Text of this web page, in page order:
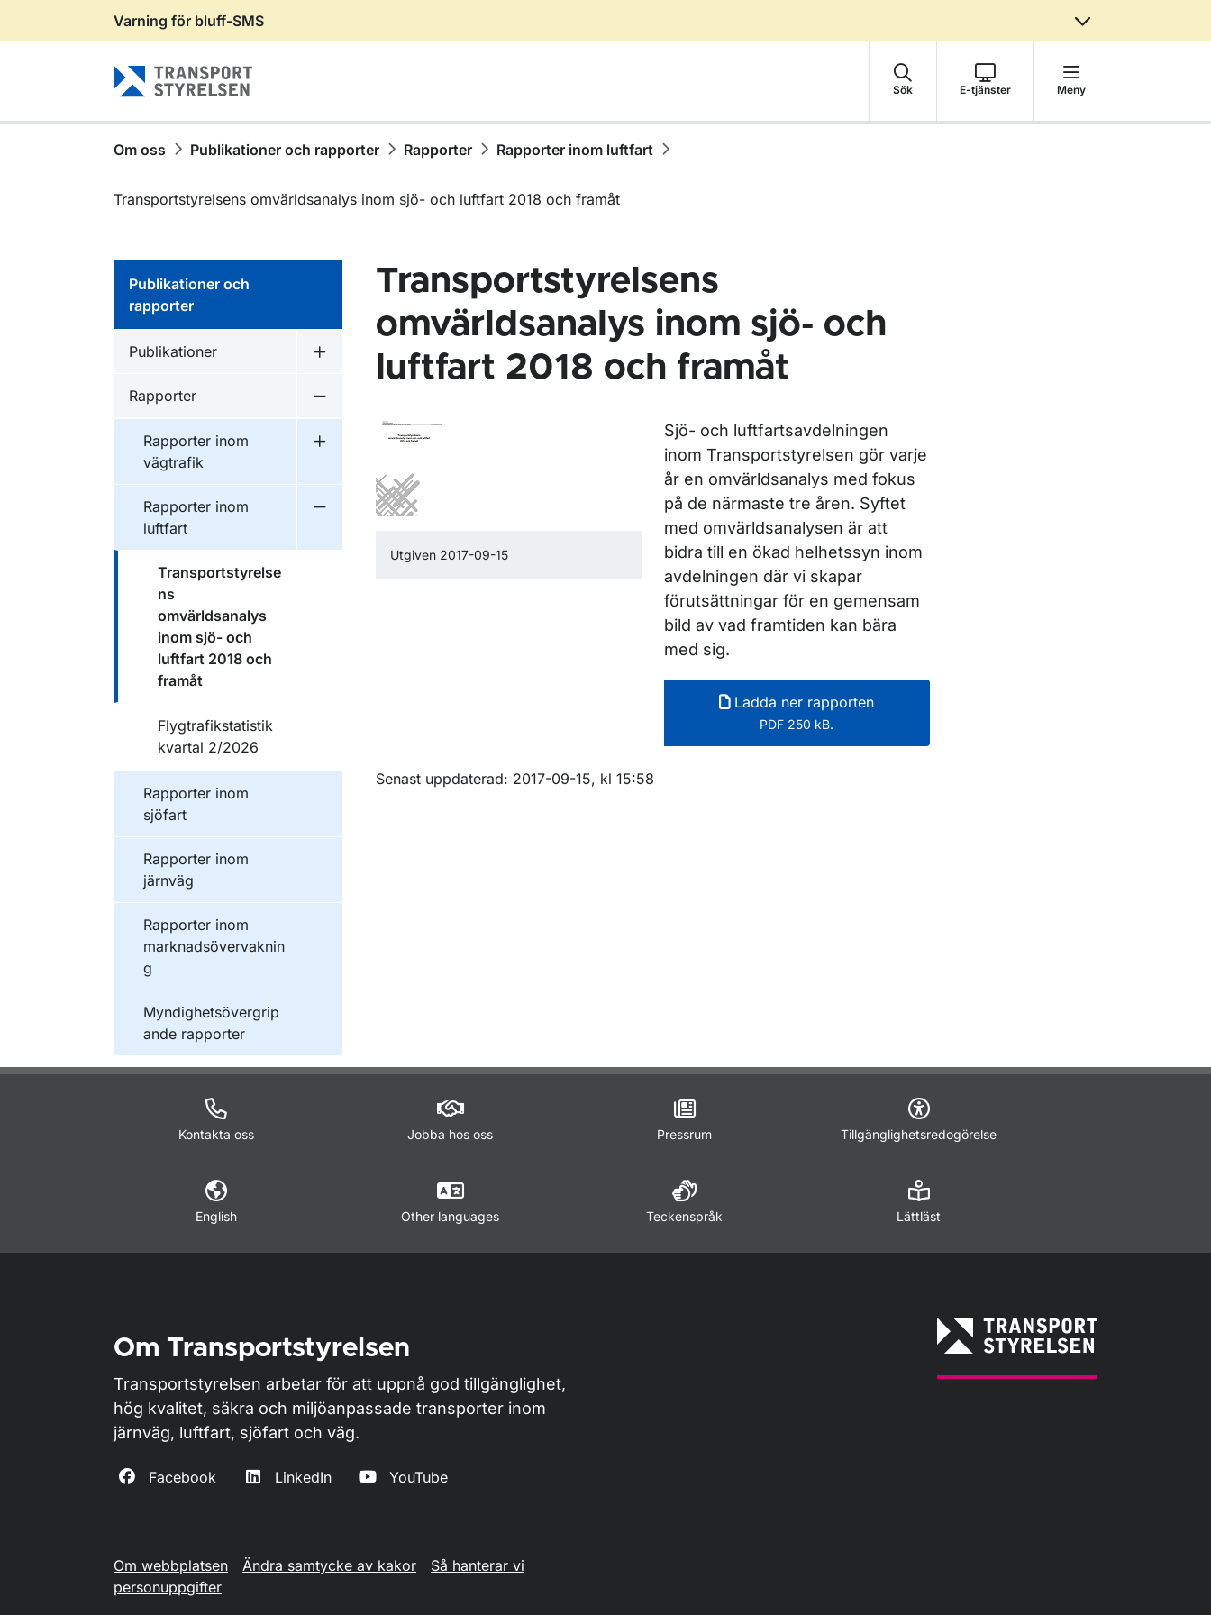
Gå till sidans innehåll
Varning för bluff-SMS
Sök E-tjänster Meny
Om oss Publikationer och rapporter Rapporter Rapporter inom luftfart
Transportstyrelsens omvärldsanalys inom sjö- och luftfart 2018 och framåt
Publikationer och
rapporter
Publikationer inom
Publikationer
Undermeny för Publikationer
Publikationer inom
Rapporter
Publikationer inom
Rapporter inom
vägtrafik
Undermeny för Rapporter inom vägtrafik
Publikationer inom
Rapporter inom
luftfart
Undermeny för Rapporter inom luftfart
Publikationer inom
Transportstyrelse
ns
omvärldsanalys
inom sjö- och
luftfart 2018 och
framåt
Publikationer inom
Flygtrafikstatistik
kvartal 2/2026
Publikationer inom
Rapporter inom
sjöfart
Publikationer inom
Rapporter inom
järnväg
Publikationer inom
Rapporter inom
marknadsövervaknin
g
Publikationer inom
Myndighetsövergrip
ande rapporter
Transportstyrelsens
omvärldsanalys inom sjö- och
luftfart 2018 och framåt
Utgiven 2017-09-15
Sjö- och luftfartsavdelningen
inom Transportstyrelsen gör varje
år en omvärldsanalys med fokus
på de närmaste tre åren. Syftet
med omvärldsanalysen är att
bidra till en ökad helhetssyn inom
avdelningen där vi skapar
förutsättningar för en gemensam
bild av vad framtiden kan bära
med sig.
Ladda ner rapporten
PDF 250 kB.
Om sidan
Senast uppdaterad: 2017-09-15, kl 15:58
Kontakta oss Jobba hos oss Pressrum Tillgänglighetsredogörelse
English Other languages Teckenspråk Lättläst
Om Transportstyrelsen
Transportstyrelsen arbetar för att uppnå god tillgänglighet,
hög kvalitet, säkra och miljöanpassade transporter inom
järnväg, luftfart, sjöfart och väg.
Facebook LinkedIn YouTube
Om webbplatsen Ändra samtycke av kakor
Så hanterar vi
personuppgifter